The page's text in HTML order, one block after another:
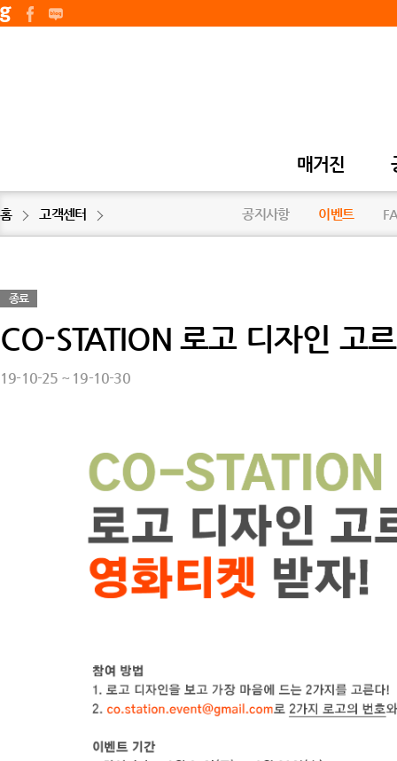
매거진
홈 고객센터 공지사항 이벤트
종료
CO-STATION 로고 디자인 고
19-10-25 ~ 19-10-30